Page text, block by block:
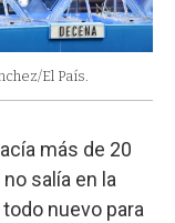
El País.
más de 20
no salía en la
nuevo para